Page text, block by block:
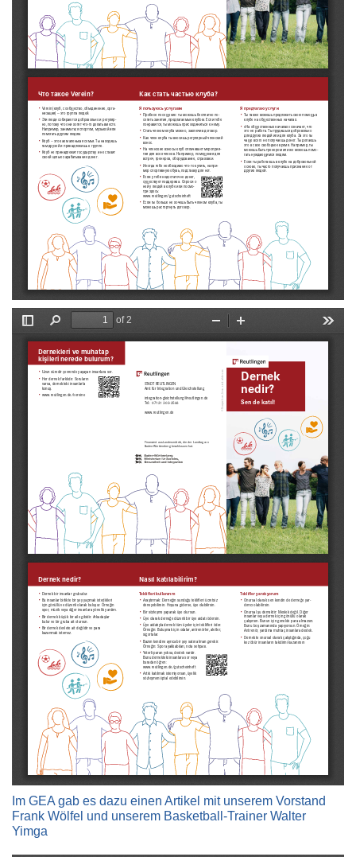
Im GEA gab es dazu einen Artikel mit unserem Vorstand
Frank Wölfel und unserem Basketball-Trainer Walter
Yimga